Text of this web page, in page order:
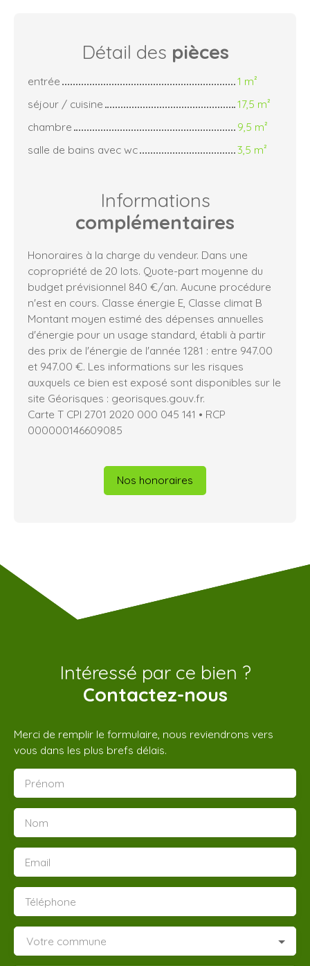
Détail des pièces
entrée
1 m²
séjour / cuisine
17,5 m²
chambre
9,5 m²
salle de bains avec wc
3,5 m²
Informations
complémentaires
Honoraires à la charge du vendeur. Dans une
copropriété de 20 lots. Quote-part moyenne du
budget prévisionnel 840 €/an. Aucune procédure
n'est en cours. Classe énergie E, Classe climat B
Montant moyen estimé des dépenses annuelles
d'énergie pour un usage standard, établi à partir
des prix de l'énergie de l'année 1281 : entre 947.00
et 947.00 €. Les informations sur les risques
auxquels ce bien est exposé sont disponibles sur le
site Géorisques : georisques.gouv.fr.
Carte T CPI 2701 2020 000 045 141 • RCP
000000146609085
Nos honoraires
Intéressé par ce bien ?
Contactez-nous
Merci de remplir le formulaire, nous reviendrons vers
vous dans les plus brefs délais.
Prénom
Nom
Email
Téléphone
Votre commune